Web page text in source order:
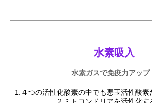
水素吸入
水素ガスで免疫力アップ
1.４つの活性化酸素の中でも悪玉活性酸素